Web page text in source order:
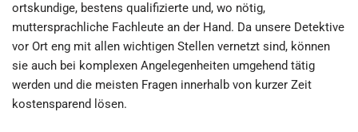
ortskundige, bestens qualifizierte und, wo nötig,
muttersprachliche Fachleute an der Hand. Da unsere Detektive
vor Ort eng mit allen wichtigen Stellen vernetzt sind, können
sie auch bei komplexen Angelegenheiten umgehend tätig
werden und die meisten Fragen innerhalb von kurzer Zeit
kostensparend lösen.